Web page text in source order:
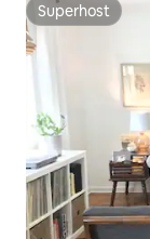
Superhost
Superhost